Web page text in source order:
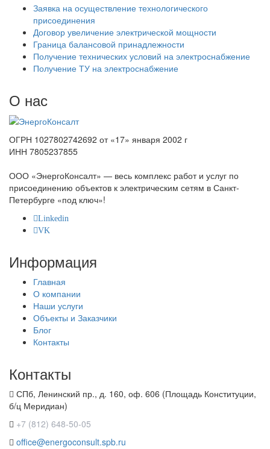
Заявка на осуществление технологического
присоединения
Договор увеличение электрической мощности
Граница балансовой принадлежности
Получение технических условий на электроснабжение
Получение ТУ на электроснабжение
О нас
ОГРН 1027802742692 от «17» января 2002 г
ИНН 7805237855
ООО «ЭнергоКонсалт» — весь комплекс работ и услуг по
присоединению объектов к электрическим сетям в Санкт-
Петербурге «под ключ»!
Linkedin
VK
Информация
Главная
О компании
Наши услуги
Объекты и Заказчики
Блог
Контакты
Контакты
СПб, Ленинский пр., д. 160, оф. 606 (Площадь Конституции,
б/ц Меридиан)
+7 (812) 648-50-05
office@energoconsult.spb.ru